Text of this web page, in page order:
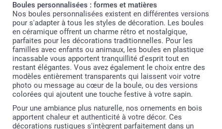
Boules personnalisées : formes et matières
Nos boules personnalisées existent en différentes versions
pour s'adapter à tous les styles de décoration. Les boules
en céramique offrent un charme rétro et nostalgique,
parfaites pour les décorations traditionnelles. Pour les
familles avec enfants ou animaux, les boules en plastique
incassable vous apportent tranquillité d'esprit tout en
restant élégantes. Vous avez également le choix entre des
modèles entièrement transparents qui laissent voir votre
photo ou message au cœur de la boule, ou des versions
colorées qui ajoutent une touche festive à votre sapin.
Pour une ambiance plus naturelle, nos ornements en bois
apportent chaleur et authenticité à votre décor. Ces
décorations rustiques s'intègrent parfaitement dans un